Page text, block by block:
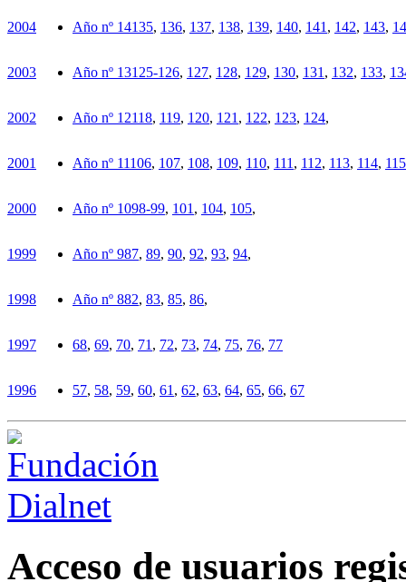
2004 Año nº 14135, 136, 137, 138, 139, 140, 141, 142, 143,
2003 Año nº 13125-126, 127, 128, 129, 130, 131, 132, 133,
2002 Año nº 12118, 119, 120, 121, 122, 123, 124,
2001 Año nº 11106, 107, 108, 109, 110, 111, 112, 113, 114, 115
2000 Año nº 1098-99, 101, 104, 105,
1999 Año nº 987, 89, 90, 92, 93, 94,
1998 Año nº 882, 83, 85, 86,
1997 68, 69, 70, 71, 72, 73, 74, 75, 76, 77
1996 57, 58, 59, 60, 61, 62, 63, 64, 65, 66, 67
Acceso de usuarios